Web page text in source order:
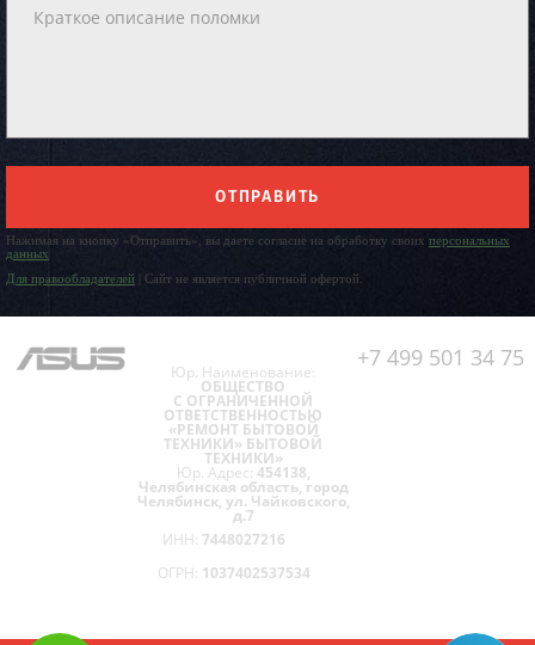
ОТПРАВИТЬ
Нажимая на кнопку «Отправить», вы даете согласие на обработку своих персональных
данных
Для правообладателей | Сайт не является публичной офертой.
+7 499 501 34 75
Юр. Наименование:
ОБЩЕСТВО
С ОГРАНИЧЕННОЙ
ОТВЕТСТВЕННОСТЬЮ
«РЕМОНТ БЫТОВОЙ
ТЕХНИКИ» БЫТОВОЙ
ТЕХНИКИ»
Юр. Адрес: 454138,
Челябинская область, город
Челябинск, ул. Чайковского,
д.7
ИНН: 7448027216
ОГРН: 1037402537534